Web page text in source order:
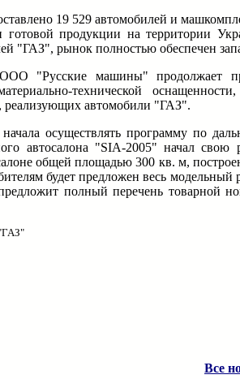
19 529 автомобилей и
готовой продукции на территории
"ГАЗ", рынок полностью обеспечен
"Русские машины" продолжает
технической
реализующих автомобили "ГАЗ".
осуществлять программу по
автосалона "SIA-2005" начал
общей площадью 300 кв. м,
будет предложен весь
полный перечень товарной
Все